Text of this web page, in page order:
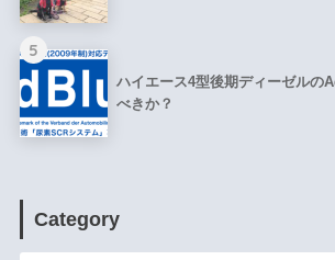
5
ハイエース4型後期ディーゼルの
べきか？
Category